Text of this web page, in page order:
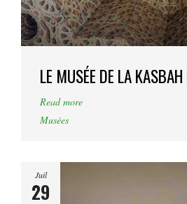
LE MUSÉE DE LA KASBAH
Read more
Musées
Juil
29